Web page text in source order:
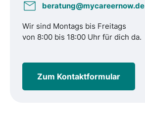
beratung@mycareernow.de
Wir sind Montags bis Freitags
von 8:00 bis 18:00 Uhr für dich da.
Zum Kontaktformular